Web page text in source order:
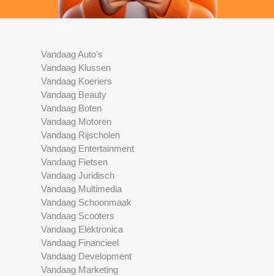
Vandaag Auto's
Vandaag Klussen
Vandaag Koeriers
Vandaag Beauty
Vandaag Boten
Vandaag Motoren
Vandaag Rijscholen
Vandaag Entertainment
Vandaag Fietsen
Vandaag Juridisch
Vandaag Multimedia
Vandaag Schoonmaak
Vandaag Scooters
Vandaag Elektronica
Vandaag Financieel
Vandaag Development
Vandaag Marketing